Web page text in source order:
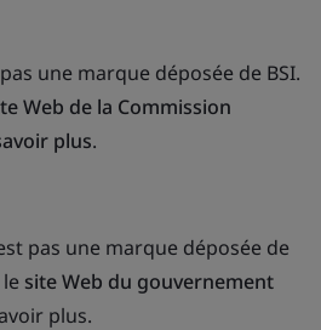
une marque déposée de BSI.
Web de la Commission
plus.
pas une marque déposée de
site Web du gouvernement
plus.